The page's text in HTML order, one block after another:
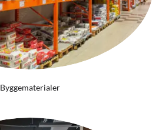
Byggematerialer